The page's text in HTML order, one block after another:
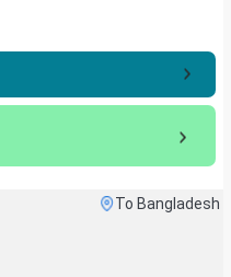
To Bangladesh